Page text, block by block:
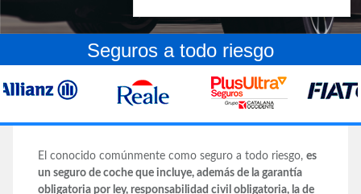
Seguros a todo riesgo
El conocido comúnmente como seguro a todo riesgo, es
un seguro de coche que incluye, además de la garantía
obligatoria por ley, responsabilidad civil obligatoria, la de